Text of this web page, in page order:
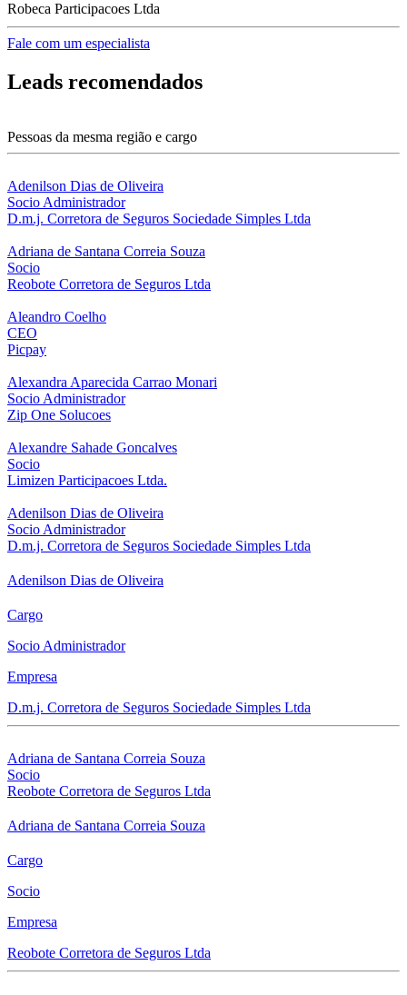
Robeca Participacoes Ltda
Fale com um especialista
Leads recomendados
Pessoas da mesma região e cargo
Adenilson Dias de Oliveira
Socio Administrador
D.m.j. Corretora de Seguros Sociedade Simples Ltda
Adriana de Santana Correia Souza
Socio
Reobote Corretora de Seguros Ltda
Aleandro Coelho
CEO
Picpay
Alexandra Aparecida Carrao Monari
Socio Administrador
Zip One Solucoes
Alexandre Sahade Goncalves
Socio
Limizen Participacoes Ltda.
Adenilson Dias de Oliveira
Socio Administrador
D.m.j. Corretora de Seguros Sociedade Simples Ltda
Adenilson Dias de Oliveira
Cargo
Socio Administrador
Empresa
D.m.j. Corretora de Seguros Sociedade Simples Ltda
Adriana de Santana Correia Souza
Socio
Reobote Corretora de Seguros Ltda
Adriana de Santana Correia Souza
Cargo
Socio
Empresa
Reobote Corretora de Seguros Ltda